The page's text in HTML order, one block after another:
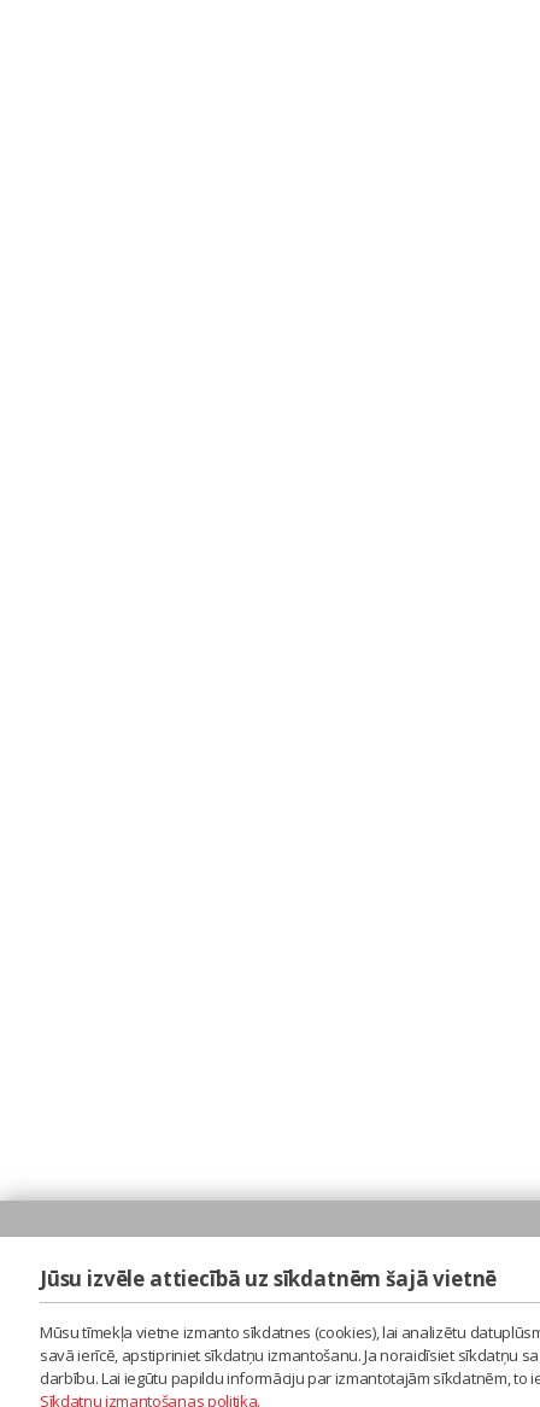
Jūsu izvēle attiecībā uz sīkdatnēm šajā vietnē
Mūsu tīmekļa vietne izmanto sīkdatnes (cookies), lai analizētu
savā ierīcē, apstipriniet sīkdatņu izmantošanu. Ja noraidīsiet sīkdatņu
darbību. Lai iegūtu papildu informāciju par izmantotajām sīkdatnēm,
Sīkdatņu izmantošanas politika.